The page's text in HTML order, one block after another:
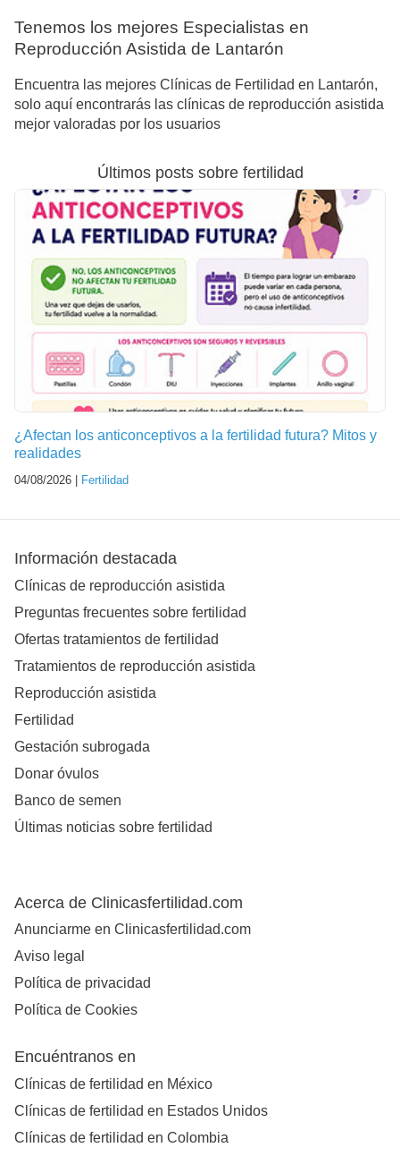
Tenemos los mejores Especialistas en
Reproducción Asistida de Lantarón
Encuentra las mejores Clínicas de Fertilidad en Lantarón,
solo aquí encontrarás las clínicas de reproducción asistida
mejor valoradas por los usuarios
Últimos posts sobre fertilidad
¿Afectan los anticonceptivos a la fertilidad futura? Mitos y
realidades
04/08/2026 | Fertilidad
Información destacada
Clínicas de reproducción asistida
Preguntas frecuentes sobre fertilidad
Ofertas tratamientos de fertilidad
Tratamientos de reproducción asistida
Reproducción asistida
Fertilidad
Gestación subrogada
Donar óvulos
Banco de semen
Últimas noticias sobre fertilidad
Acerca de Clinicasfertilidad.com
Anunciarme en Clinicasfertilidad.com
Aviso legal
Política de privacidad
Política de Cookies
Encuéntranos en
Clínicas de fertilidad en México
Clínicas de fertilidad en Estados Unidos
Clínicas de fertilidad en Colombia